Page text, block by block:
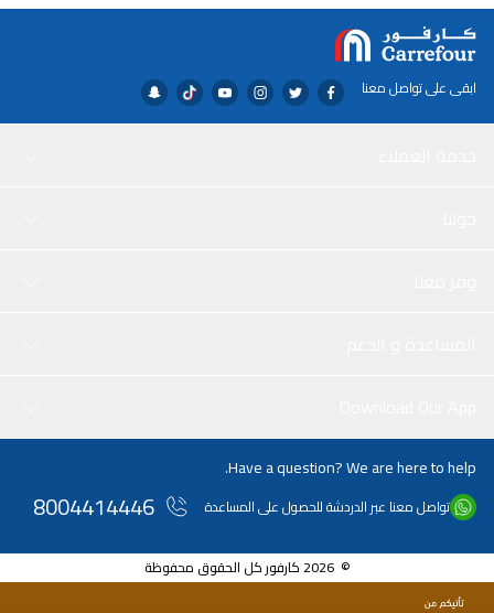
ابقى على تواصل معنا
Have a question? We are here to help.
تواصل معنا عبر الدردشة للحصول على المساعدة 8004414446
© 2026 كارفور كل الحقوق محفوظة